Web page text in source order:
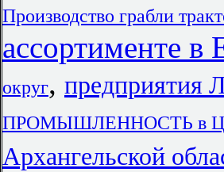
Производство грабли
ассортименте в
округ,
ПРОМЫШЛЕННОСТЬ в
Архангельской